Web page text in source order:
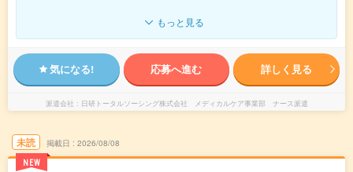
もっと見る
気になる! 応募へ進む 詳しく見る
派遣会社 日研トータルソーシング株式会社 メディカルケア事業部 ナース派遣
未読
NEW
掲載日 2026/08/08